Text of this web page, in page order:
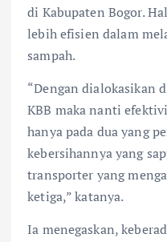
di Kabupaten Bogor.
lebih efisien dalam
sampah.
“Dengan dialokasikan
KBB maka nanti
hanya pada dua yang
kebersihannya yang
transporter yang
ketiga,” katanya.
Ia menegaskan,